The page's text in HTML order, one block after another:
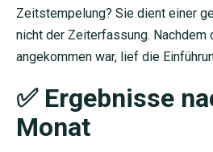
Zeitstempelung? Sie dient einer
nicht der Zeiterfassung.
angekommen war, lief die
✅ Ergebnisse
Monat